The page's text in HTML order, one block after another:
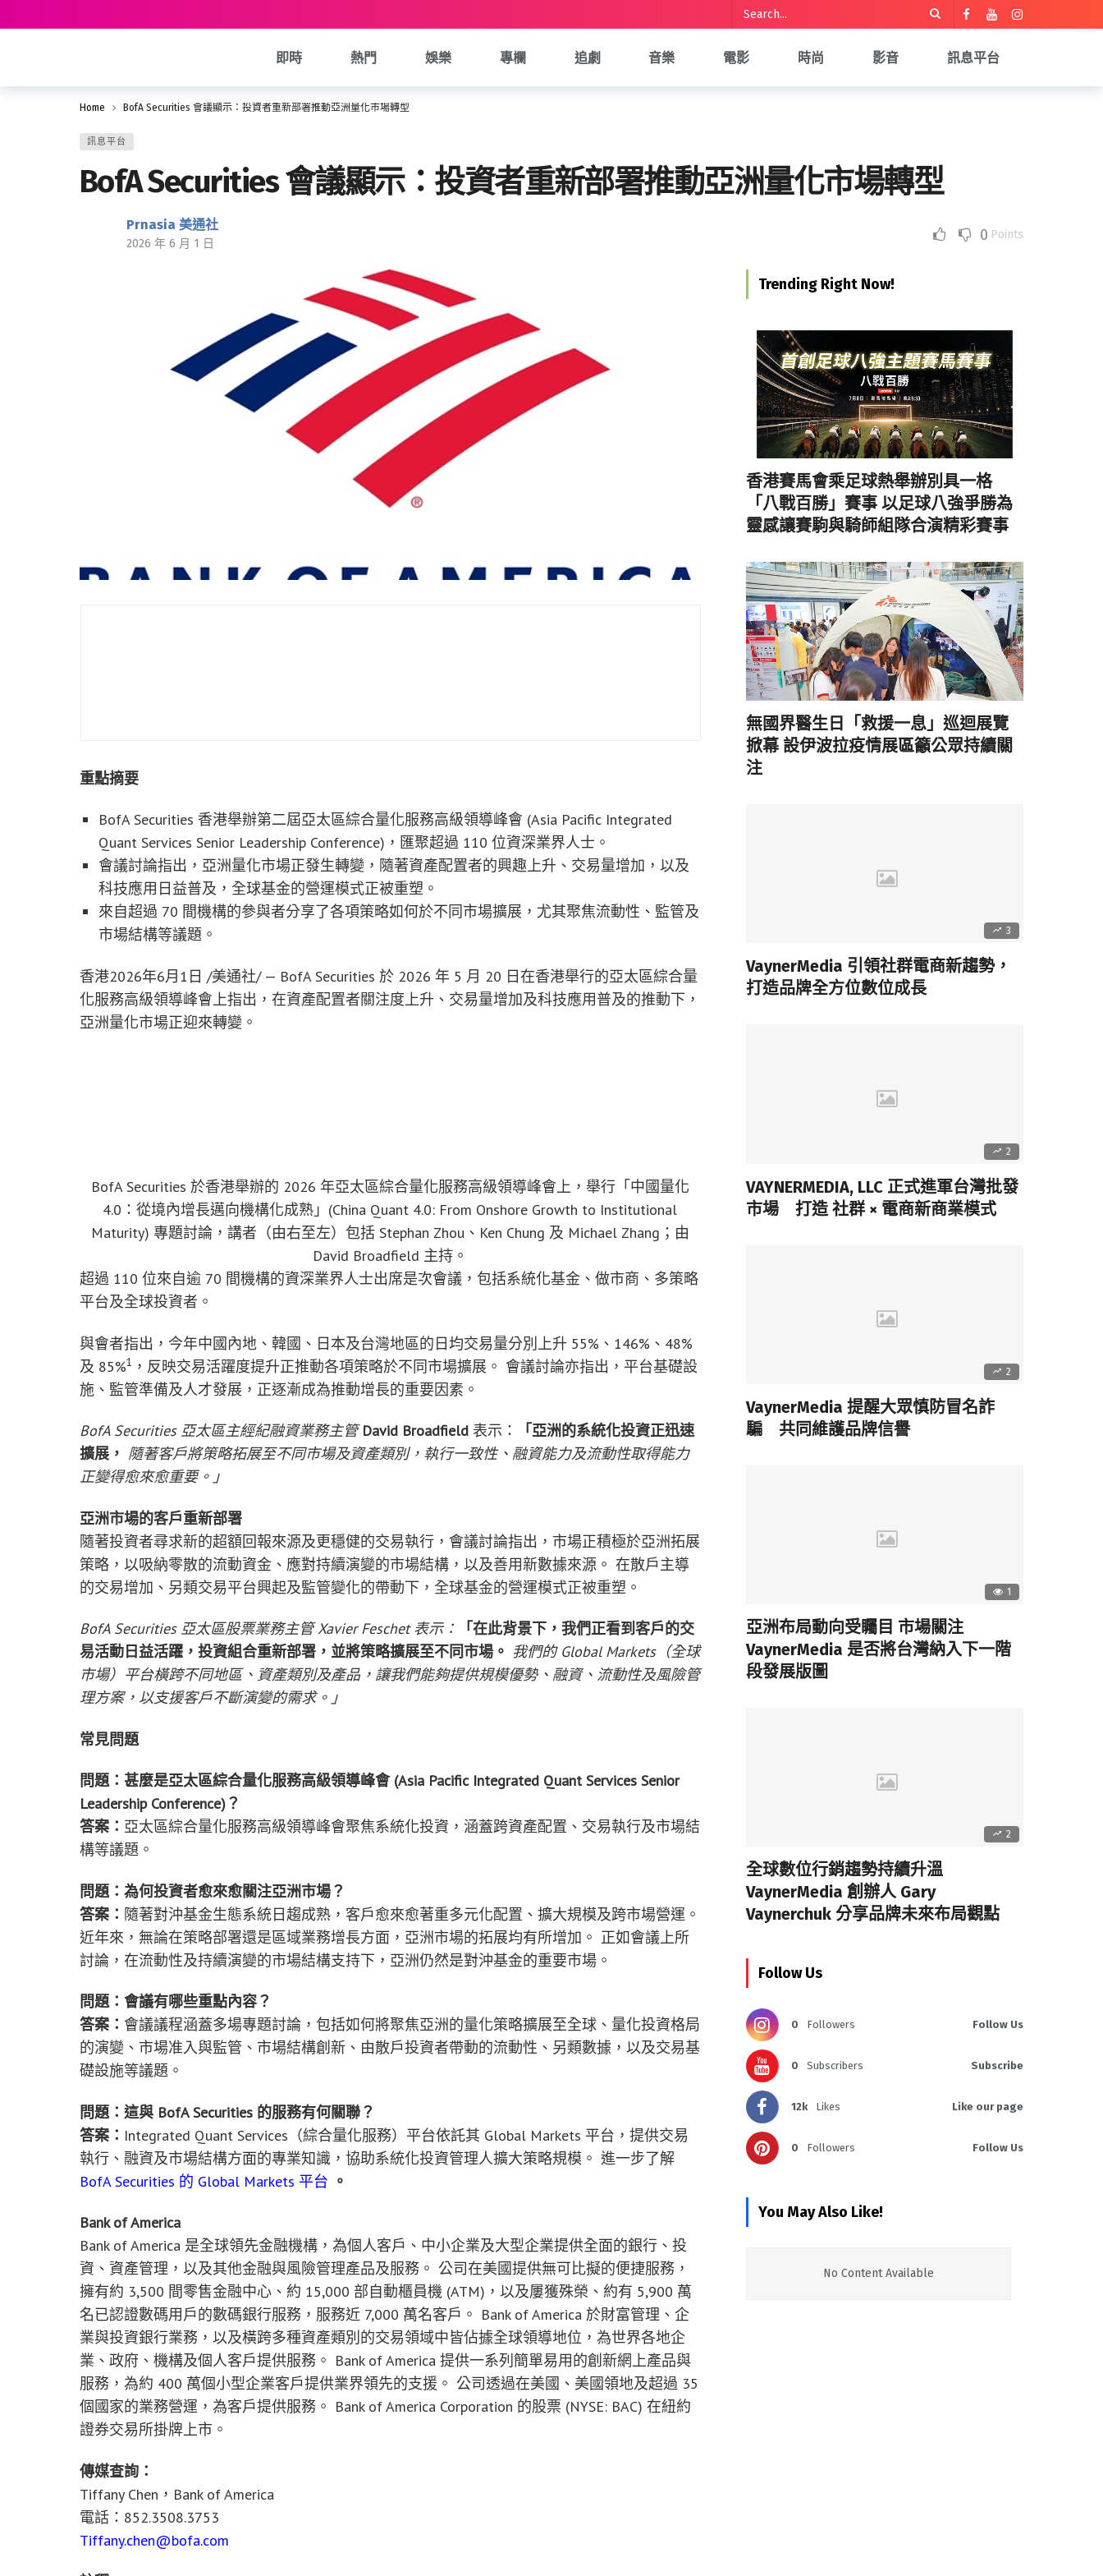
即時 熱門 娛樂 專欄 追劇 音樂 電影 時尚 影音 訊息平台
Home BofA Securities 會議顯示：投資者重新部署推動亞洲量化市場轉型
訊息平台
BofA Securities 會議顯示：投資者重新部署推動亞洲量化市場轉型
Prnasia 美通社
2026 年 6 月 1 日 0 Points
重點摘要
BofA Securities 香港舉辦第二屆亞太區綜合量化服務高級領導峰會 (Asia Pacific Integrated
Quant Services Senior Leadership Conference)，匯聚超過 110 位資深業界人士。
會議討論指出，亞洲量化市場正發生轉變，隨著資產配置者的興趣上升、交易量增加，以及
科技應用日益普及，全球基金的營運模式正被重塑。
來自超過 70 間機構的參與者分享了各項策略如何於不同市場擴展，尤其聚焦流動性、監管及
市場結構等議題。
香港2026年6月1日 /美通社/ — BofA Securities 於 2026 年 5 月 20 日在香港舉行的亞太區綜合量
化服務高級領導峰會上指出，在資產配置者關注度上升、交易量增加及科技應用普及的推動下，
亞洲量化市場正迎來轉變。
BofA Securities 於香港舉辦的 2026 年亞太區綜合量化服務高級領導峰會上，舉行「中國量化
4.0：從境內增長邁向機構化成熟」(China Quant 4.0: From Onshore Growth to Institutional
Maturity) 專題討論，講者（由右至左）包括 Stephan Zhou、Ken Chung 及 Michael Zhang；由
David Broadfield 主持。
超過 110 位來自逾 70 間機構的資深業界人士出席是次會議，包括系統化基金、做市商、多策略
平台及全球投資者。
與會者指出，今年中國內地、韓國、日本及台灣地區的日均交易量分別上升 55%、146%、48%
及 85%1 ，反映交易活躍度提升正推動各項策略於不同市場擴展。 會議討論亦指出，平台基礎設
施、監管準備及人才發展，正逐漸成為推動增長的重要因素。
BofA Securities 亞太區主經紀融資業務主管 David Broadfield 表示：
「亞洲的系統化投資正迅速
擴展， 隨著客戶將策略拓展至不同市場及資產類別，執行一致性、融資能力及流動性取得能力
正變得愈來愈重要。」
亞洲市場的客戶重新部署
隨著投資者尋求新的超額回報來源及更穩健的交易執行，會議討論指出，市場正積極於亞洲拓展
策略，以吸納零散的流動資金、應對持續演變的市場結構，以及善用新數據來源。 在散戶主導
的交易增加、另類交易平台興起及監管變化的帶動下，全球基金的營運模式正被重塑。
BofA Securities 亞太區股票業務主管 Xavier Feschet 表示：
「在此背景下，我們正看到客戶的交
易活動日益活躍，投資組合重新部署，並將策略擴展至不同市場。 我們的 Global Markets（全球
市場）平台橫跨不同地區、資產類別及產品，讓我們能夠提供規模優勢、融資、流動性及風險管
理方案，以支援客戶不斷演變的需求。」
常見問題
問題：甚麼是亞太區綜合量化服務高級領導峰會 (Asia Pacific Integrated Quant Services Senior
Leadership Conference)？
答案： 亞太區綜合量化服務高級領導峰會聚焦系統化投資，涵蓋跨資產配置、交易執行及市場結
構等議題。
問題：為何投資者愈來愈關注亞洲市場？
答案： 隨著對沖基金生態系統日趨成熟，客戶愈來愈著重多元化配置、擴大規模及跨市場營運。
近年來，無論在策略部署還是區域業務增長方面，亞洲市場的拓展均有所增加。 正如會議上所
討論，在流動性及持續演變的市場結構支持下，亞洲仍然是對沖基金的重要市場。
問題：會議有哪些重點內容？
答案： 會議議程涵蓋多場專題討論，包括如何將聚焦亞洲的量化策略擴展至全球、量化投資格局
的演變、市場准入與監管、市場結構創新、由散戶投資者帶動的流動性、另類數據，以及交易基
礎設施等議題。
問題：這與 BofA Securities 的服務有何關聯？
答案： Integrated Quant Services（綜合量化服務）平台依託其 Global Markets 平台，提供交易
執行、融資及市場結構方面的專業知識，協助系統化投資管理人擴大策略規模。 進一步了解
BofA Securities 的 Global Markets 平台 。
Bank of America
Bank of America 是全球領先金融機構，為個人客戶、中小企業及大型企業提供全面的銀行、投
資、資產管理，以及其他金融與風險管理產品及服務。 公司在美國提供無可比擬的便捷服務，
擁有約 3,500 間零售金融中心、約 15,000 部自動櫃員機 (ATM)，以及屢獲殊榮、約有 5,900 萬
名已認證數碼用戶的數碼銀行服務，服務近 7,000 萬名客戶。 Bank of America 於財富管理、企
業與投資銀行業務，以及橫跨多種資產類別的交易領域中皆佔據全球領導地位，為世界各地企
業、政府、機構及個人客戶提供服務。 Bank of America 提供一系列簡單易用的創新網上產品與
服務，為約 400 萬個小型企業客戶提供業界領先的支援。 公司透過在美國、美國領地及超過 35
個國家的業務營運，為客戶提供服務。 Bank of America Corporation 的股票 (NYSE: BAC) 在紐約
證券交易所掛牌上市。
傳媒查詢：
Tiffany Chen，Bank of America
電話：852.3508.3753
Tiffany.chen@bofa.com
Trending Right Now!
香港賽馬會乘足球熱舉辦別具一格
「八戰百勝」賽事 以足球八強爭勝為
靈感讓賽駒與騎師組隊合演精彩賽事
無國界醫生日「救援一息」巡迴展覽
掀幕 設伊波拉疫情展區籲公眾持續關
注
3
VaynerMedia 引領社群電商新趨勢，
打造品牌全方位數位成長
2
VAYNERMEDIA, LLC 正式進軍台灣批發
市場 打造 社群 × 電商新商業模式
2
VaynerMedia 提醒大眾慎防冒名詐
騙 共同維護品牌信譽
1
亞洲布局動向受矚目 市場關注
VaynerMedia 是否將台灣納入下一階
段發展版圖
2
全球數位行銷趨勢持續升溫
VaynerMedia 創辦人 Gary
Vaynerchuk 分享品牌未來布局觀點
Follow Us
0 Followers Follow Us
0 Subscribers Subscribe
12k Likes Like our page
0 Followers Follow Us
You May Also Like!
No Content Available